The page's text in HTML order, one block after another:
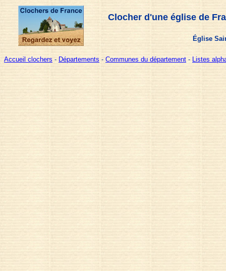
Clocher d'une église de
Église
Accueil clochers - Départements - Communes du département - Listes